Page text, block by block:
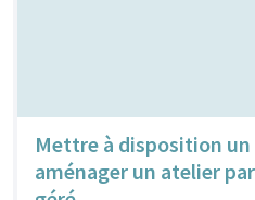
Mettre à disposition
aménager un atelier